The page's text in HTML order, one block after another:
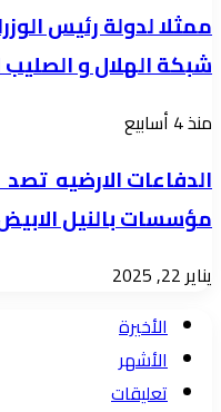
ممثلا لدولة رئيس
شبكة الهلال و الصليب
منذ 4 أسابيع
الدفاعات الارضيه
مؤسسات بالنيل
يناير 22, 2025
الأخيرة
الأشهر
تعليقات